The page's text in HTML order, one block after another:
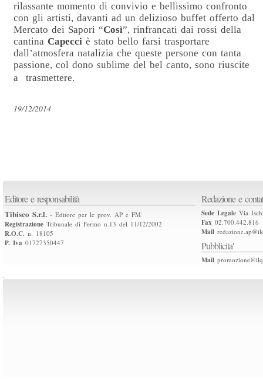
rilassante momento di convivio e bellissimo confronto
con gli artisti, davanti ad un delizioso buffet offerto dal
Mercato dei Sapori “Così”, rinfrancati dai rossi della
cantina Capecci è stato bello farsi trasportare
dall’atmosfera natalizia che queste persone con tanta
passione, col dono sublime del bel canto, sono riuscite
a
trasmettere.
19/12/2014
Editore e responsabilità
Tibisco S.r.l. - Editore per le prov. AP e FM
Registrazione Tribunale di Fermo n.13 del 11/12/2002
R.O.C. n. 18105
P. Iva 01727350447
Redazione e
Sede Legale Via
Fax 02.700.442.816
Mail
Pubblicita'
Mail
.